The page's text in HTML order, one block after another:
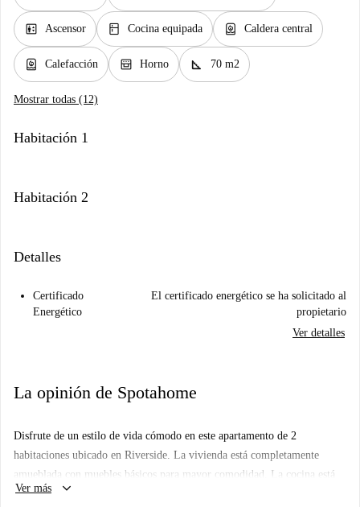
elevator Ascensor kitchen Cocina equipada water_heater Caldera central
water_heater Calefacción oven_gen Horno square_foot 70 m2
Mostrar todas (12)
Habitación 1
Habitación 2
Detalles
Certificado
Energético
El certificado energético se ha solicitado al
propietario
Ver detalles
La opinión de Spotahome
Disfrute de un estilo de vida cómodo en este apartamento de 2
habitaciones ubicado en Riverside. La vivienda está completamente
amueblada con muebles básicos para mayor comodidad. La cocina está
totalmente equipada con electrodomésticos modernos, incluyendo horno
Ver más keyboard_arrow_down